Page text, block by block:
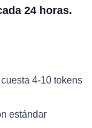
24 horas.
4-10 tokens
estándar